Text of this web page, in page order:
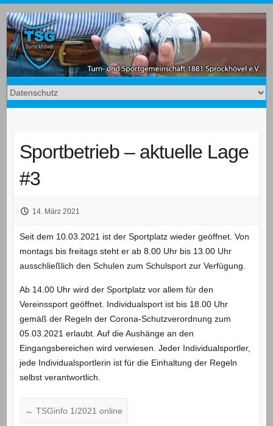
Sportbetrieb – aktuelle Lage
#3
14. März 2021
Seit dem 10.03.2021 ist der Sportplatz wieder geöffnet. Von
montags bis freitags steht er ab 8.00 Uhr bis 13.00 Uhr
ausschließlich den Schulen zum Schulsport zur Verfügung.
Ab 14.00 Uhr wird der Sportplatz vor allem für den
Vereinssport geöffnet. Individualsport ist bis 18.00 Uhr
gemäß der Regeln der Corona-Schutzverordnung zum
05.03.2021 erlaubt. Auf die Aushänge an den
Eingangsbereichen wird verwiesen. Jeder Individualsportler,
jede Individualsportlerin ist für die Einhaltung der Regeln
selbst verantwortlich.
← TSGinfo 1/2021 online